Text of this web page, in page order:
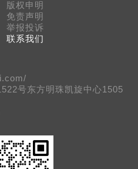
版权申明
免责声明
举报投诉
联系我们
号东方明珠凯旋中心1505